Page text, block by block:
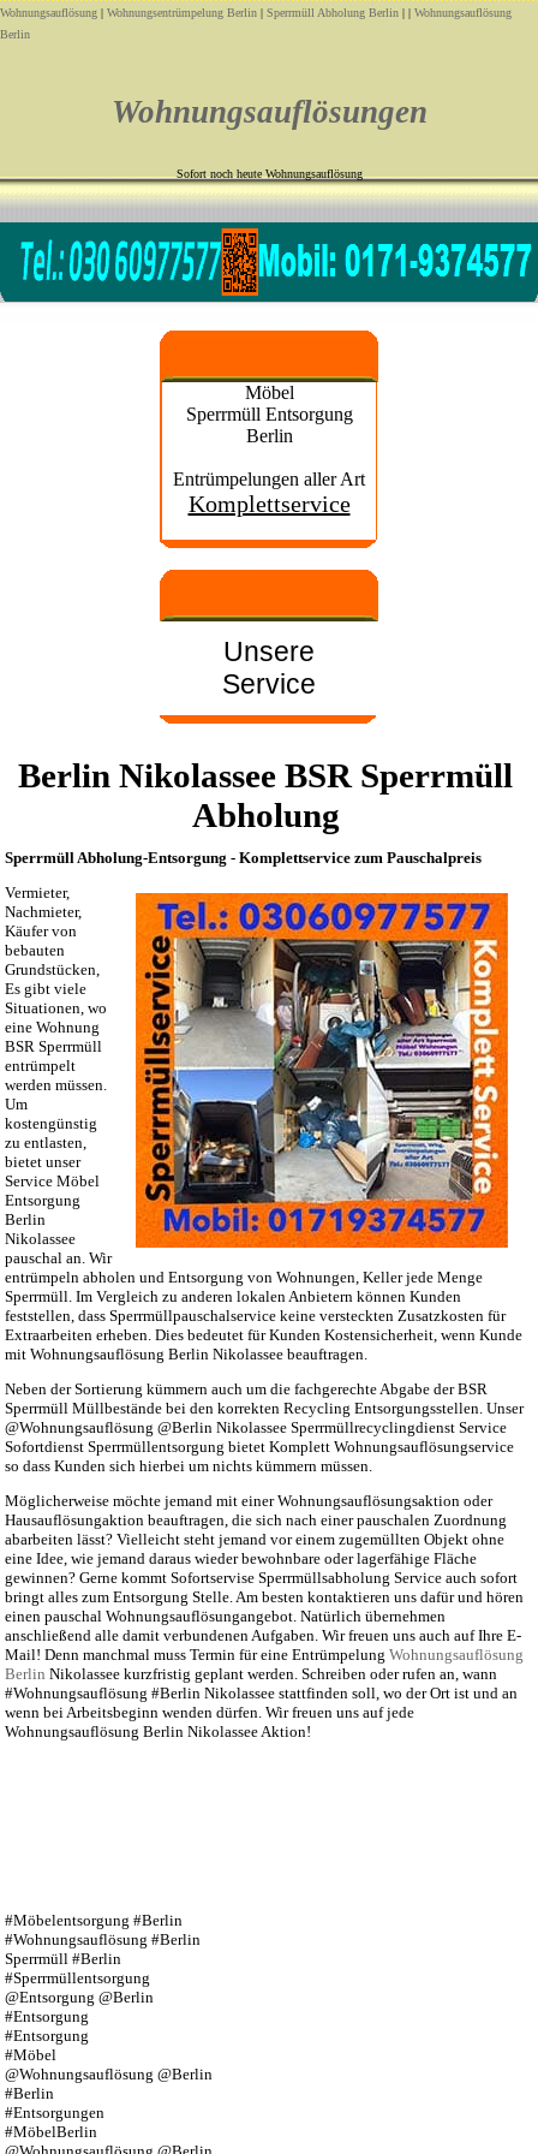
Wohnungsauflösung | Wohnungsentrümpelung Berlin | Sperrmüll Abholung Berlin | | Wohnungsauflösung
Berlin
Wohnungsauflösungen
Sofort noch heute Wohnungsauflösung
Möbel
Sperrmüll Entsorgung
Berlin
Entrümpelungen aller Art
Komplettservice
Unsere
Service
Berlin Nikolassee BSR Sperrmüll
Abholung
Sperrmüll Abholung-Entsorgung - Komplettservice zum Pauschalpreis
Vermieter,
Nachmieter,
Käufer von
bebauten
Grundstücken,
Es gibt viele
Situationen, wo
eine Wohnung
BSR Sperrmüll
entrümpelt
werden müssen.
Um
kostengünstig
zu entlasten,
bietet unser
Service Möbel
Entsorgung
Berlin
Nikolassee
pauschal an. Wir
entrümpeln abholen und Entsorgung von Wohnungen, Keller jede Menge
Sperrmüll. Im Vergleich zu anderen lokalen Anbietern können Kunden
feststellen, dass Sperrmüllpauschalservice keine versteckten Zusatzkosten für
Extraarbeiten erheben. Dies bedeutet für Kunden Kostensicherheit, wenn Kunde
mit Wohnungsauflösung Berlin Nikolassee beauftragen.
Neben der Sortierung kümmern auch um die fachgerechte Abgabe der BSR
Sperrmüll Müllbestände bei den korrekten Recycling Entsorgungsstellen. Unser
@Wohnungsauflösung @Berlin Nikolassee Sperrmüllrecyclingdienst Service
Sofortdienst Sperrmüllentsorgung bietet Komplett Wohnungsauflösungservice
so dass Kunden sich hierbei um nichts kümmern müssen.
Möglicherweise möchte jemand mit einer Wohnungsauflösungsaktion oder
Hausauflösungaktion beauftragen, die sich nach einer pauschalen Zuordnung
abarbeiten lässt? Vielleicht steht jemand vor einem zugemüllten Objekt ohne
eine Idee, wie jemand daraus wieder bewohnbare oder lagerfähige Fläche
gewinnen? Gerne kommt Sofortservise Sperrmüllsabholung Service auch sofort
bringt alles zum Entsorgung Stelle. Am besten kontaktieren uns dafür und hören
einen pauschal Wohnungsauflösungangebot. Natürlich übernehmen
anschließend alle damit verbundenen Aufgaben. Wir freuen uns auch auf Ihre E-
Mail! Denn manchmal muss Termin für eine Entrümpelung Wohnungsauflösung
Berlin Nikolassee kurzfristig geplant werden. Schreiben oder rufen an, wann
#Wohnungsauflösung #Berlin Nikolassee stattfinden soll, wo der Ort ist und an
wenn bei Arbeitsbeginn wenden dürfen. Wir freuen uns auf jede
Wohnungsauflösung Berlin Nikolassee Aktion!
#Möbelentsorgung #Berlin
#Wohnungsauflösung #Berlin
Sperrmüll #Berlin
#Sperrmüllentsorgung
@Entsorgung @Berlin
#Entsorgung
#Entsorgung
#Möbel
@Wohnungsauflösung @Berlin
#Berlin
#Entsorgungen
#MöbelBerlin